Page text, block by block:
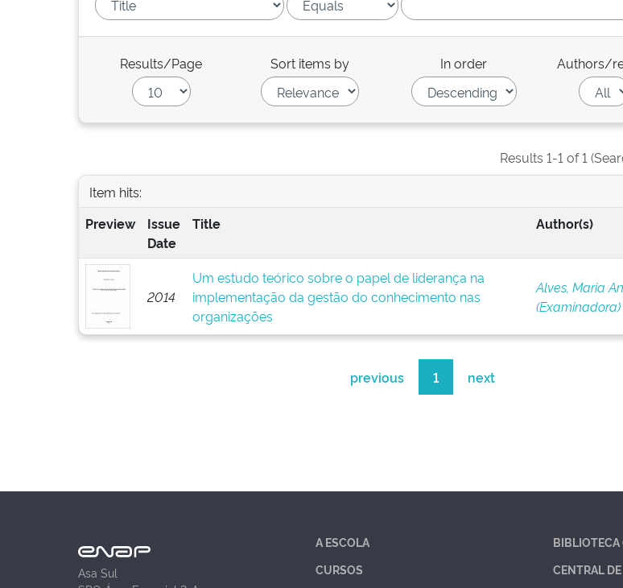
Results/Page Sort items by In order Authors/
Results 1-1 of 1
Item hits:
Preview
Issue
Date
Title Author(s)
2014
Um estudo teórico sobre o papel de liderança na
implementação da gestão do conhecimento nas
organizações
Alves, Maria
(Examinadora)
previous 1 next
Asa Sul
A ESCOLA
CURSOS
BIBLIOTECA
CENTRAL